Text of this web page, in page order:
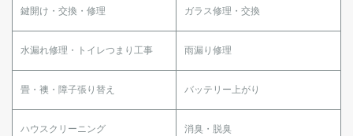
鍵開け・交換・修理 ガラス修理・交換
水漏れ修理・トイレつまり工事 雨漏り修理
畳・襖・障子張り替え バッテリー上がり
ハウスクリーニング 消臭・脱臭